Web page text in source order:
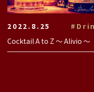
2022.8.25
Cocktail A to Z 〜 Alivio 〜